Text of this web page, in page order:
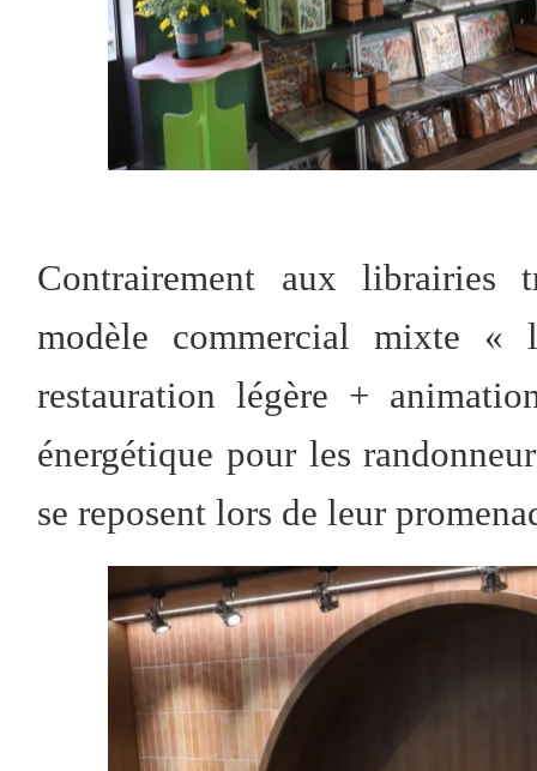
Contrairement aux librairies
modèle commercial mixte
restauration légère +
énergétique pour les
se reposent lors de leur